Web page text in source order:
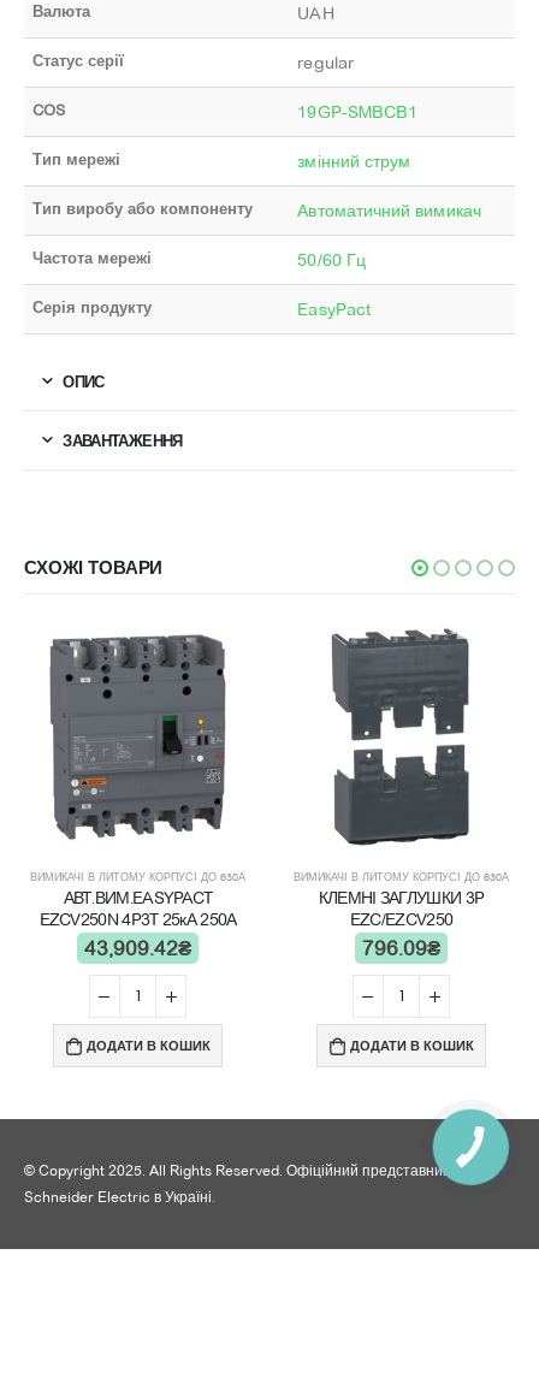
Валюта UAH
Статус серії regular
COS 19GP-SMBCB1
Тип мережі змінний струм
Тип виробу або компоненту Автоматичний вимикач
Частота мережі 50/60 Гц
Серія продукту EasyPact
ОПИС
ЗАВАНТАЖЕННЯ
СХОЖІ ТОВАРИ
ВИМИКАЧІ В ЛИТОМУ КОРПУСІ ДО 630А
АВТ.ВИМ.EASYPACT
EZCV250N 4P3T 25кА 250А
43,909.42₴
ДОДАТИ В КОШИК
ВИМИКАЧІ В ЛИТОМУ КОРПУСІ ДО 630А
КЛЕМНІ ЗАГЛУШКИ 3P
EZC/EZCV250
796.09₴
ДОДАТИ В КОШИК
© Copyright 2025. All Rights Reserved. Офіційний представник
Schneider Electric в Україні.